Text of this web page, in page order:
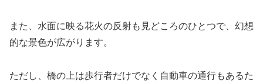
また、水面に映る花火の反射も見どころのひとつで、幻想
的な景色が広がります。
ただし、橋の上は歩行者だけでなく自動車の通行もあるた